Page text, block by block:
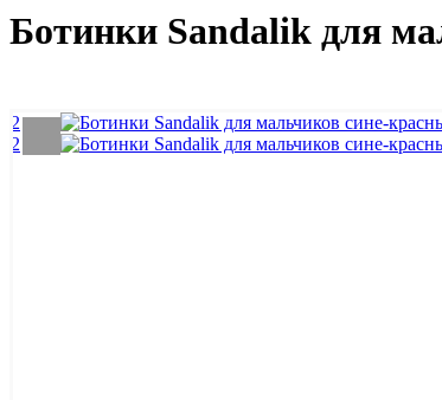
Ботинки Sandalik для